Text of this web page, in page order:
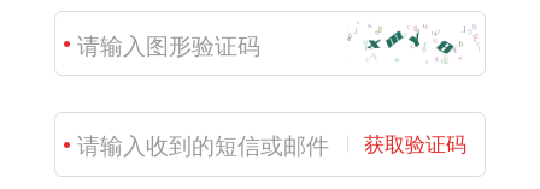
获取验证码